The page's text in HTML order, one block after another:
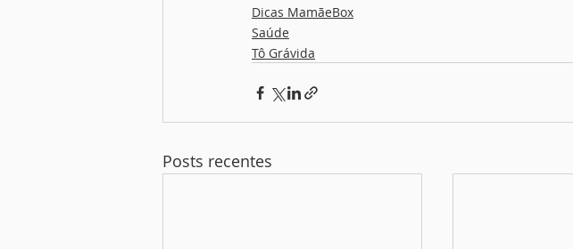
Dicas MamãeBox
Saúde
Tô Grávida
Posts recentes